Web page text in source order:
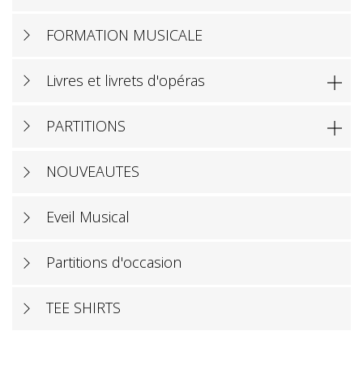
FORMATION MUSICALE
Livres et livrets d'opéras 
PARTITIONS 
NOUVEAUTES
Eveil Musical
Partitions d'occasion
TEE SHIRTS